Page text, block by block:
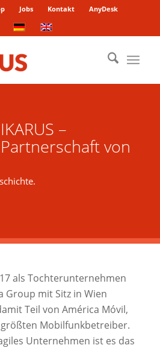
Jobs Kontakt AnyDesk
IKARUS –
von
als Tochterunternehmen
Group mit Sitz in Wien
Teil von América Móvil,
Mobilfunkbetreiber.
Unternehmen ist es das